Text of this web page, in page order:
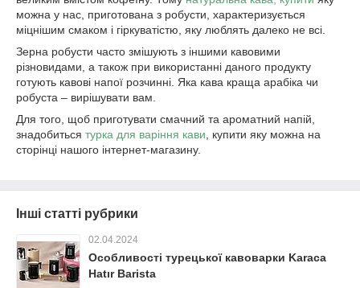
можна у нас, приготована з робусти, характеризується
міцнішим смаком і гіркуватістю, яку люблять далеко не всі.
Зерна робусти часто змішують з іншими кавовими
різновидами, а також при використанні даного продукту
готують кавові напої розчинні. Яка кава краща арабіка чи
робуста – вирішувати вам.
Для того, щоб приготувати смачний та ароматний напій,
знадобиться турка для варіння кави , купити яку можна на
сторінці нашого інтернет-магазину.
Інші статті рубрики
02.04.2024
Особливості турецької кавоварки Karaca
Hatır Barista